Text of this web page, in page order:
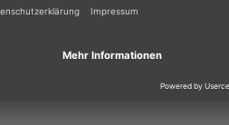
Tactel | Obermaterial 2: 100%
| herausnehmbare